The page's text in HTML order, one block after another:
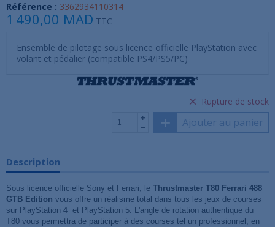
Référence : 3362934110314
1 490,00 MAD TTC
Ensemble de pilotage sous licence officielle PlayStation avec
volant et pédalier (compatible PS4/PS5/PC)
Rupture de stock
Ajouter au panier
Description
Sous licence officielle Sony et Ferrari, le Thrustmaster T80 Ferrari 488
GTB Edition vous offre un réalisme total dans tous les jeux de courses
sur PlayStation 4 et PlayStation 5. L'angle de rotation authentique du
T80 vous permettra de participer à des courses tel un professionnel, en